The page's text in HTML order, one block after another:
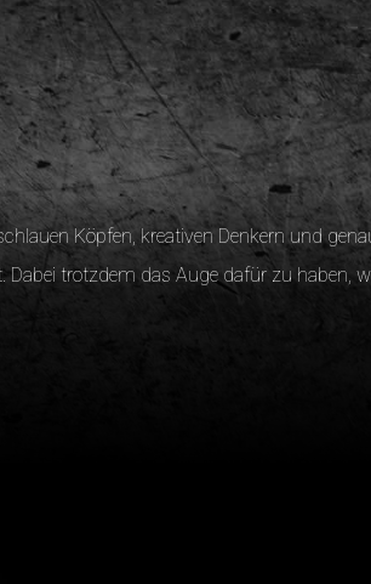
Köpfen, kreativen Denkern und
trotzdem das Auge dafür zu haben,